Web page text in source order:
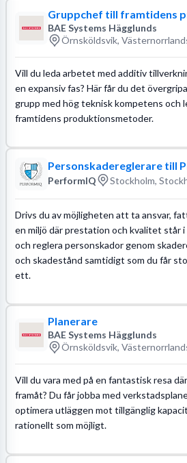
Gruppchef till framtidens
BAE Systems Hägglunds
Örnsköldsvik,
Vill du leda arbetet med additiv
en expansiv fas? Här får du det
grupp med hög teknisk kompetens och
framtidens produktionsmetoder.
Personskadereglerare till
PerformIQ Stockholm,
Drivs du av möjligheten att ta ansvar,
en miljö där prestation och kvalitet står
och reglera personskador genom
och skadestånd samtidigt som du får
ett.
Planerare
BAE Systems Hägglunds
Örnsköldsvik,
Vill du vara med på en fantastisk resa
framåt? Du får jobba med
optimera utläggen mot tillgänglig
rationellt som möjligt.